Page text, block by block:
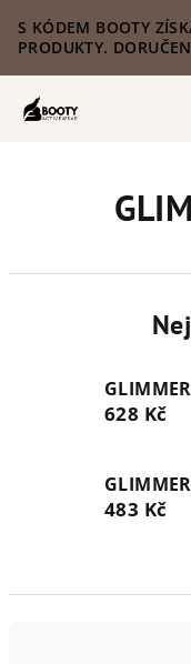
na
obsah
S KÓDEM BOOTY
PRODUKTY.
628 Kč
483 Kč